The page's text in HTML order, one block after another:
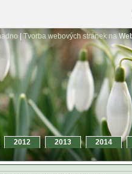
|Tvorba webových stránek na
2014
2013
2012